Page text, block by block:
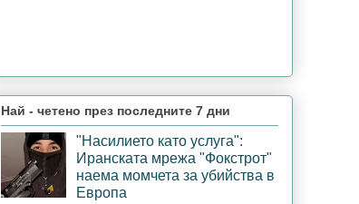
Най - четено през последните 7 дни
"Насилието като услуга":
Иранската мрежа "Фокстрот"
наема момчета за убийства в
Европа